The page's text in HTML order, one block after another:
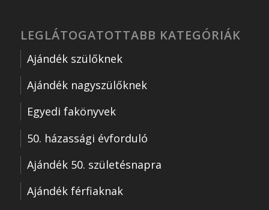
LEGLÁTOGATOTTABB KATEGÓRIÁK
Ajándék szülőknek
Ajándék nagyszülőknek
Egyedi fakönyvek
50. házassági évforduló
Ajándék 50. születésnapra
Ajándék férfiaknak